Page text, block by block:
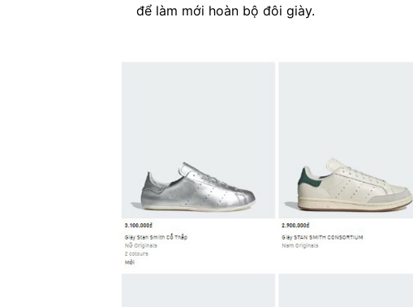
để làm mới hoàn bộ đôi giày.